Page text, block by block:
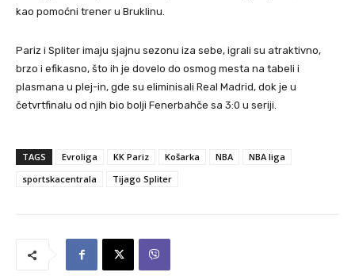
kao pomoćni trener u Bruklinu.
Pariz i Spliter imaju sjajnu sezonu iza sebe, igrali su atraktivno,
brzo i efikasno, što ih je dovelo do osmog mesta na tabeli i
plasmana u plej-in, gde su eliminisali Real Madrid, dok je u
četvrtfinalu od njih bio bolji Fenerbahče sa 3:0 u seriji.
TAGS Evroliga KK Pariz Košarka NBA
NBA liga
sportskacentrala
Tijago Spliter